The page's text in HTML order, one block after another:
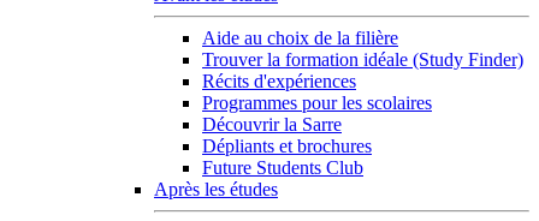
Aide au choix de la filière
Trouver la formation idéale (Study Finder)
Récits d'expériences
Programmes pour les scolaires
Découvrir la Sarre
Dépliants et brochures
Future Students Club
Après les études